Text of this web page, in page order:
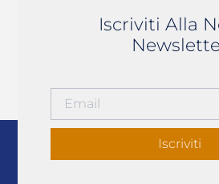
Iscriviti Alla
Iscriviti